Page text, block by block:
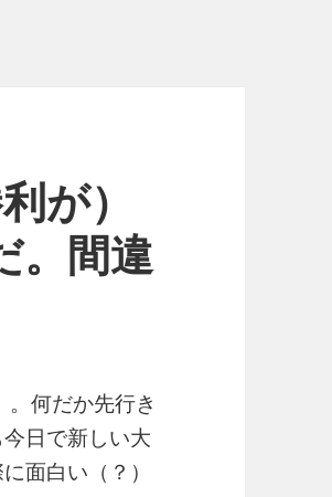
が）
。間違
。何だか先行き
日で新しい大
面白い（？）